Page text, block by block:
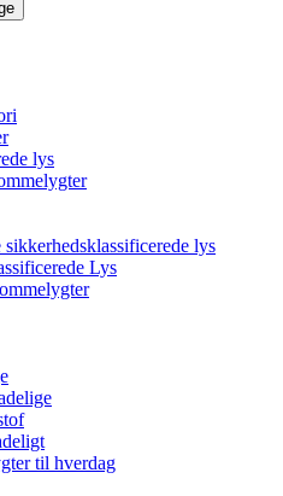
lys
lys
Lys
til hverdag